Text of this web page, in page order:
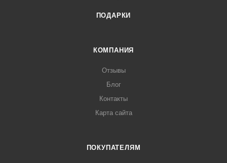
ПОДАРКИ
КОМПАНИЯ
Отзывы
Блог
Контакты
Карта сайта
ПОКУПАТЕЛЯМ